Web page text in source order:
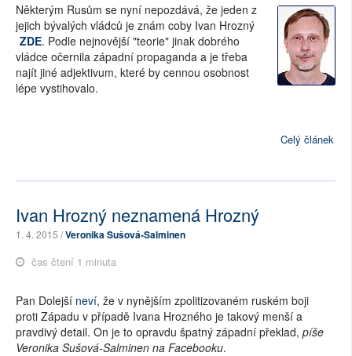
Některým Rusům se nyní nepozdává, že jeden z
jejich bývalých vládců je znám coby Ivan Hrozný
ZDE. Podle nejnovější "teorie" jinak dobrého
vládce očernila západní propaganda a je třeba
najít jiné adjektivum, které by cennou osobnost
lépe vystihovalo.
Celý článek
Ivan Hrozný neznamená Hrozný
1. 4. 2015 /Veronika Sušová-Salminen
čas čtení 1 minuta
Pan Dolejší neví, že v nynějším zpolitizovaném ruském boji
proti Západu v případě Ivana Hrozného je takový menší a
pravdivý detail. On je to opravdu špatný západní překlad, píše
Veronika Sušová-Salminen na Facebooku.